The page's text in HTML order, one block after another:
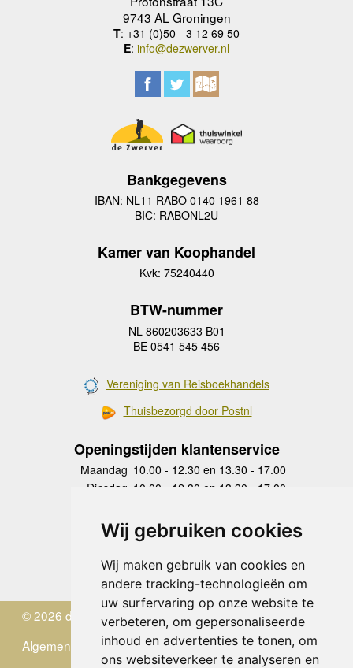
Wij gebruiken cookies
Wij maken gebruik van cookies en
andere tracking-technologieën om
uw surfervaring op onze website te
verbeteren, om gepersonaliseerde
inhoud en advertenties te tonen, om
ons websiteverkeer te analyseren en
9743 AL Groningen
T: +31 (0)50 - 3 12 69 50
E: info@dezwerver.nl
Bankgegevens
IBAN: NL11 RABO 0140 1961 88
BIC: RABONL2U
Kamer van Koophandel
Kvk: 75240440
BTW-nummer
NL 860203633 B01
BE 0541 545 456
Vereniging van Reisboekhandels
Thuisbezorgd door Postnl
Openingstijden klantenservice
Maandag 10.00 - 12.30 en 13.30 - 17.00
Dinsdag 10.00 - 12.30 en 13.30 - 17.00
Donderdag
10.00 - 12.30 en 13.30 - 17.00
Vrijdag 10.00 - 12.30 en 13.30 - 17.00
Zaterdag
gesloten
Zondag gesloten
© 2026 de Zwerver
Algemene Voorwaarden